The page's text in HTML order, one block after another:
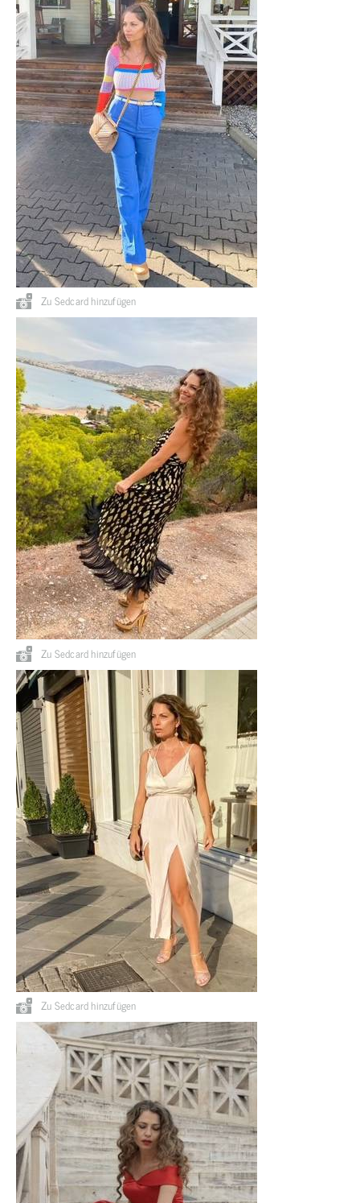
Zu Sedcard hinzufügen
Zu Sedcard hinzufügen
Zu Sedcard hinzufügen